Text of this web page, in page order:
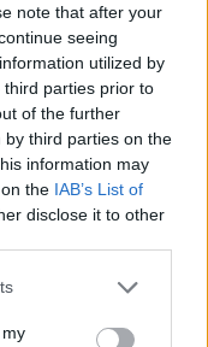
note that after your
seeing
utilized by
parties prior to
of the further
third parties on the
information may
the IAB’s List of
disclose it to other
or more Google
You may click to
και την
διαδρομή του
τη Βρετανίδα